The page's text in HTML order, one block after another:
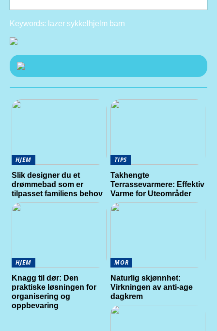
Keywords: lazer sykkelhjelm barn
HJEM
Slik designer du et
drømmebad som er
tilpasset familiens behov
TIPS
Takhengte
Terrassevarmere: Effektiv
Varme for Uteområder
HJEM
Knagg til dør: Den
praktiske løsningen for
organisering og
oppbevaring
MOR
Naturlig skjønnhet:
Virkningen av anti-age
dagkrem